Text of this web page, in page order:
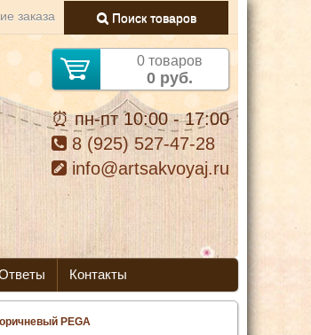
заказа Поиск товаров
0 товаров
0 руб.
⏰ пн-пт 10:00 - 17:00
8 (925) 527-47-28
info@artsakvoyaj.ru
Контакты
PEGA